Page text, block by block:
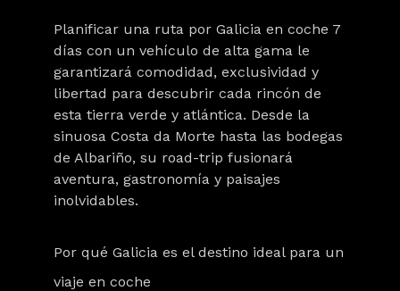
Planificar una ruta por Galicia en coche 7
días con un vehículo de alta gama le
garantizará comodidad, exclusividad y
libertad para descubrir cada rincón de
esta tierra verde y atlántica. Desde la
sinuosa Costa da Morte hasta las bodegas
de Albariño, su road-trip fusionará
aventura, gastronomía y paisajes
inolvidables.
Por qué Galicia es el destino ideal para un
viaje en coche